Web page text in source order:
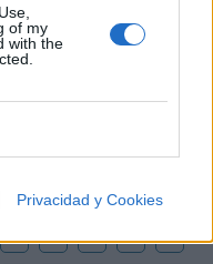
of my
with the
Privacidad y Cookies
selección de
cósmicas para
mira
estrellada!
H I J K L